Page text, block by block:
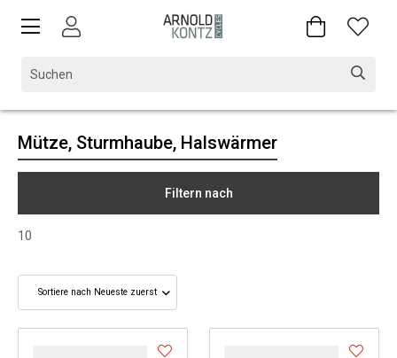
Mütze, Sturmhaube, Halswärmer
Filtern nach
10